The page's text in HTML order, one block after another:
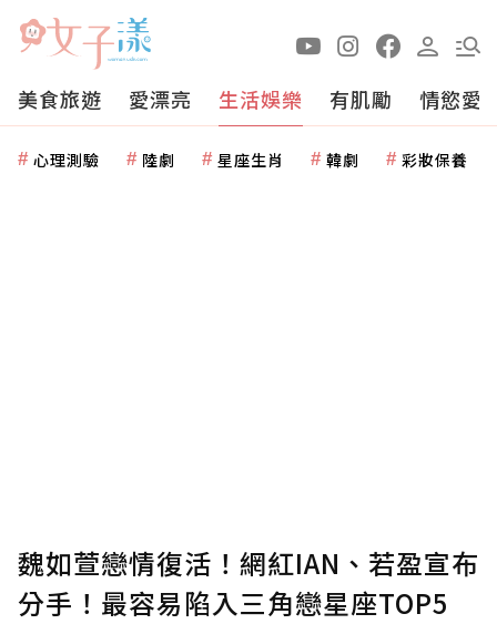
美食旅遊 愛漂亮 生活娛樂 有肌勵 情慾愛
心理測驗 陸劇 星座生肖 韓劇 彩妝保養
魏如萱戀情復活！網紅IAN、若盈宣布
分手！最容易陷入三角戀星座TOP5